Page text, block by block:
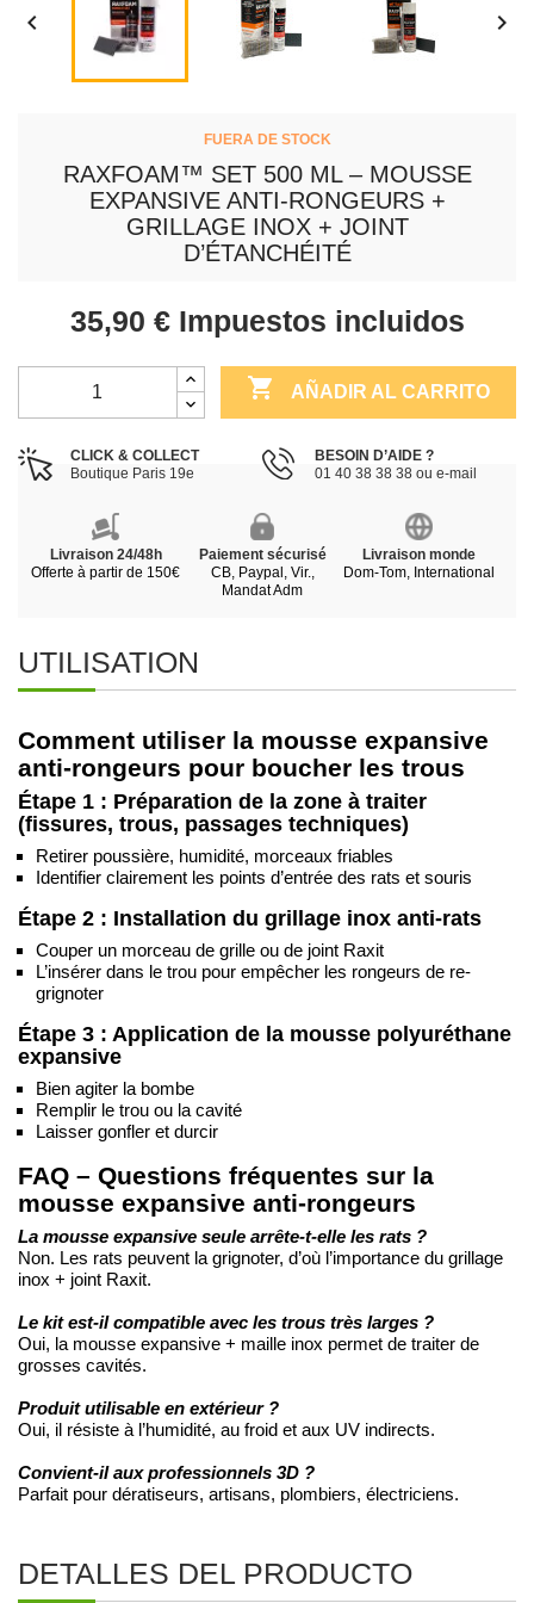
 
FUERA DE STOCK
RAXFOAM™ SET 500 ML – MOUSSE
EXPANSIVE ANTI-RONGEURS +
GRILLAGE INOX + JOINT
D’ÉTANCHÉITÉ
35,90 € Impuestos incluidos
 AÑADIR AL CARRITO
CLICK & COLLECT
Boutique Paris 19e
BESOIN D’AIDE ?
01 40 38 38 38 ou e-mail
Livraison 24/48h
Offerte à partir de 150€
Paiement sécurisé
CB, Paypal, Vir.,
Mandat Adm
Livraison monde
Dom-Tom, International
UTILISATION
Comment utiliser la mousse expansive
anti-rongeurs pour boucher les trous
Étape 1 : Préparation de la zone à traiter
(fissures, trous, passages techniques)
Retirer poussière, humidité, morceaux friables
Identifier clairement les points d’entrée des rats et souris
Étape 2 : Installation du grillage inox anti-rats
Couper un morceau de grille ou de joint Raxit
L’insérer dans le trou pour empêcher les rongeurs de re-
grignoter
Étape 3 : Application de la mousse polyuréthane
expansive
Bien agiter la bombe
Remplir le trou ou la cavité
Laisser gonfler et durcir
FAQ – Questions fréquentes sur la
mousse expansive anti-rongeurs
La mousse expansive seule arrête-t-elle les rats ?
Non. Les rats peuvent la grignoter, d’où l’importance du grillage
inox + joint Raxit.
Le kit est-il compatible avec les trous très larges ?
Oui, la mousse expansive + maille inox permet de traiter de
grosses cavités.
Produit utilisable en extérieur ?
Oui, il résiste à l’humidité, au froid et aux UV indirects.
Convient-il aux professionnels 3D ?
Parfait pour dératiseurs, artisans, plombiers, électriciens.
DETALLES DEL PRODUCTO